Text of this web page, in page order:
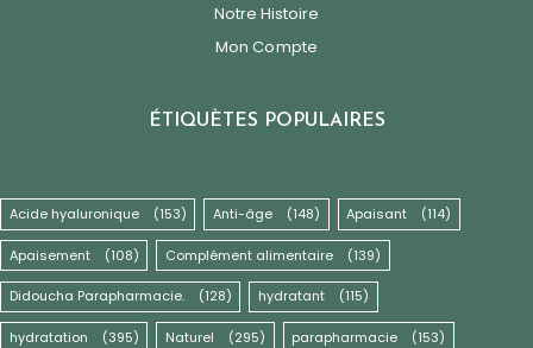
Notre Histoire
Mon Compte
ÉTIQUÈTES POPULAIRES
Acide hyaluronique (153) Anti-âge (148) Apaisant (114)
Apaisement (108) Complément alimentaire (139)
Didoucha Parapharmacie. (128) hydratant (115)
hydratation (395) Naturel (295) parapharmacie (153)